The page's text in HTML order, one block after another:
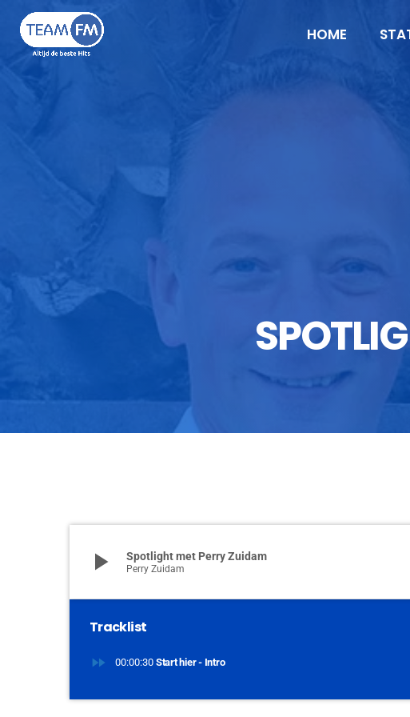
HOME
play_arrow Spotlight met Perry Zuidam
Perry Zuidam
Tracklist
fast_forward 00:00:30 Start hier - Intro